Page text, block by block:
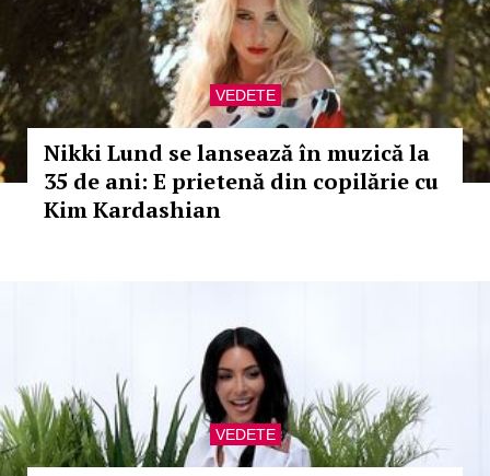
VEDETE
Nikki Lund se lansează în muzică la
35 de ani: E prietenă din copilărie cu
Kim Kardashian
VEDETE